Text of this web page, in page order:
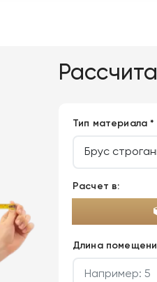
Тип материала *
Расчет в:
Длина